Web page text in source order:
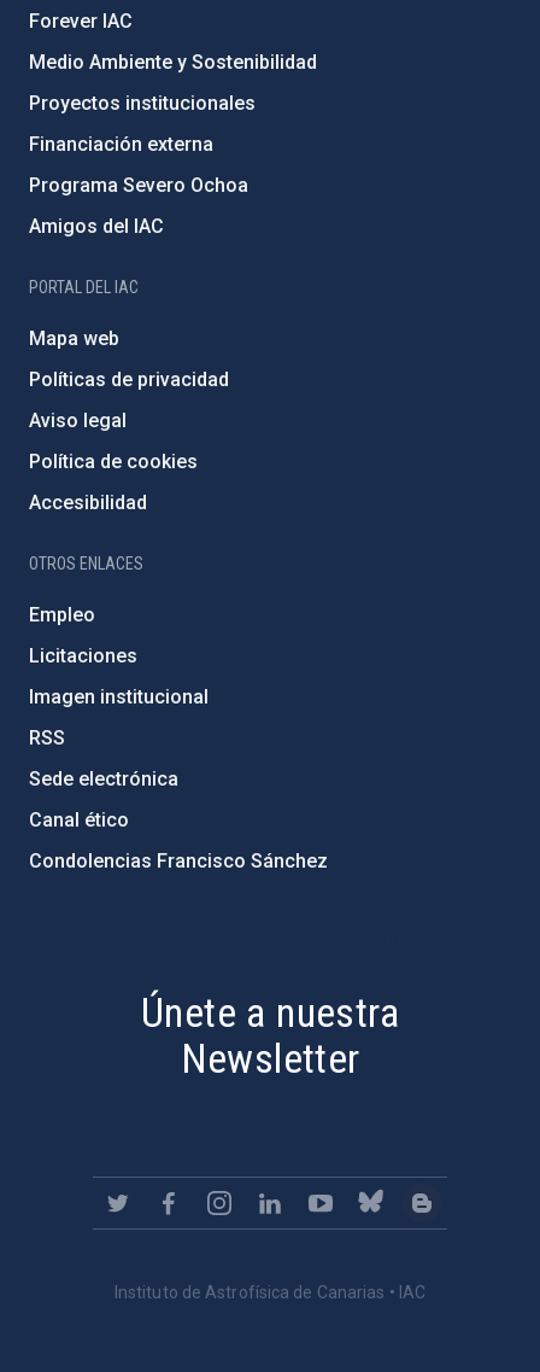
Forever IAC
Medio Ambiente y Sostenibilidad
Proyectos institucionales
Financiación externa
Programa Severo Ochoa
Amigos del IAC
PORTAL DEL IAC
Mapa web
Políticas de privacidad
Aviso legal
Política de cookies
Accesibilidad
OTROS ENLACES
Empleo
Licitaciones
Imagen institucional
RSS
Sede electrónica
Canal ético
Condolencias Francisco Sánchez
Únete a nuestra
Newsletter
Instituto de Astrofísica de Canarias • IAC